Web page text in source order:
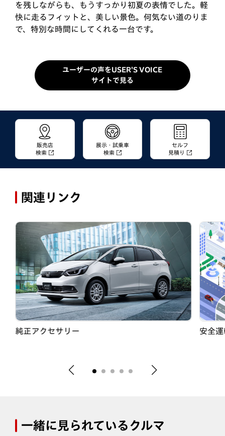
をよく考えて作られているんだな、という事を実感し
ています。現行型のコンセプトである「心地良い」と
いうのはこういう事なんですね！個人的にお気に入り
購入することにしました。代車で乗ったのはe:HEVの
CROSSTARでしたが、走りにも拘りたかったので
e:HEVのRSを選択。納車された翌週末には、早速、
を残しながらも、もうすっかり初夏の表情でした。軽
快に走るフィットと、美しい景色。何気ない道のりま
で、特別な時間にしてくれる一台です。
ユーザーの声をUSER'S VOICE
サイトで見る
販売店
検索
展示・試乗車
検索
セルフ
見積り
関連リンク
純正アクセサリー 安全
一緒に見られているクルマ